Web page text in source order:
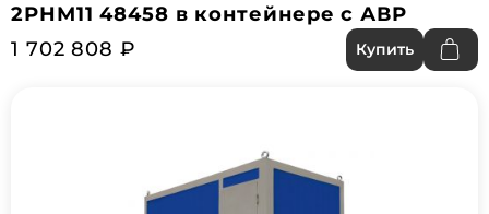
2РНМ11 48458 в контейнере с АВР
1 702 808 ₽
Купить